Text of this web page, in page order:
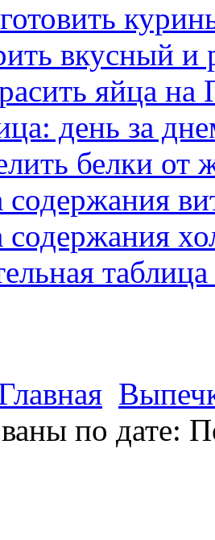
вкусный и
яйца на
день за
белки от
содержания
по дате: